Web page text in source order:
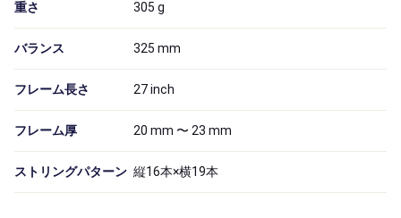
重さ 305 g
バランス 325 mm
フレーム長さ 27inch
フレーム厚 20 mm 〜 23 mm
ストリングパターン 縦16本×横19本